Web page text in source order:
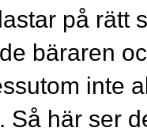
på rätt
bäraren
inte
Så här ser